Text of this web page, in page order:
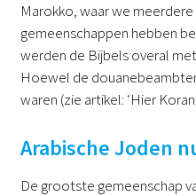
Marokko, waar we
gemeenschappen hebben
werden de Bijbels overal
Hoewel de
waren (zie artikel: ‘Hier
Arabische Joden
De grootste gemeenschap